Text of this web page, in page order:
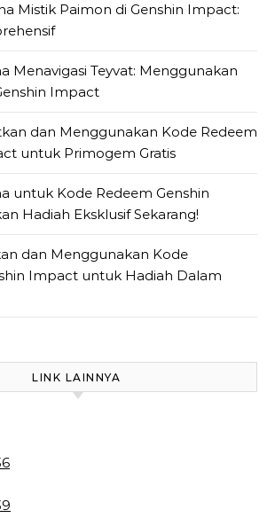
Mistik Paimon di Genshin Impact:
Menavigasi Teyvat: Menggunakan
Impact
dan Menggunakan Kode Redeem
untuk Primogem Gratis
untuk Kode Redeem Genshin
Hadiah Eksklusif Sekarang!
dan Menggunakan Kode
Impact untuk Hadiah Dalam
LINK LAINNYA